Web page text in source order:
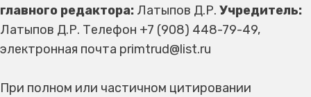
главного редактора: Латыпов Д.Р. Учредитель:
Латыпов Д.Р. Телефон +7 (908) 448-79-49,
электронная почта primtrud@list.ru
При полном или частичном цитировании